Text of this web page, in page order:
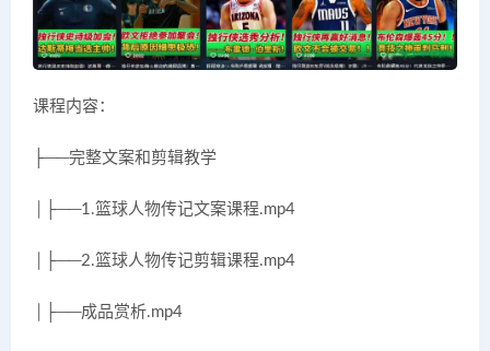
课程内容：
├──完整文案和剪辑教学
│├──1.篮球人物传记文案课程.mp4
│├──2.篮球人物传记剪辑课程.mp4
│├──成品赏析.mp4